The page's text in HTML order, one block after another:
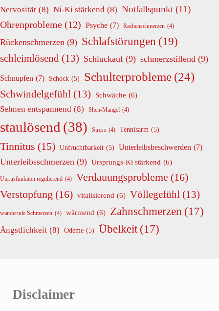
Nervosität (8) Ni-Ki stärkend (8) Notfallspunkt (11)
Ohrenprobleme (12) Psyche (7) Rachenschmerzen (4)
Rückenschmerzen (9) Schlafstörungen (19)
schleimlösend (13) Schluckauf (9) schmerzstillend (9)
Schnupfen (7) Schock (5) Schulterprobleme (24)
Schwindelgefühl (13) Schwäche (6)
Sehnen entspannend (8) Shen-Mangel (4)
staulösend (38) Stress (4) Tennisarm (5)
Tinnitus (15) Unfruchtbarkeit (5) Unterleibsbeschwerden (7)
Unterleibsschmerzen (9) Ursprungs-Ki stärkend (6)
Uterusfunktion regulierend (4) Verdauungsprobleme (16)
Verstopfung (16) vitalisierend (6) Völlegefühl (13)
wandernde Schmerzen (4) wärmend (6) Zahnschmerzen (17)
Ängstlichkeit (8) Ödeme (5) Übelkeit (17)
Disclaimer